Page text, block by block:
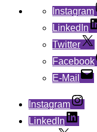
Instagram
LinkedIn
Twitter
Facebook
E-Mail
Instagram
LinkedIn